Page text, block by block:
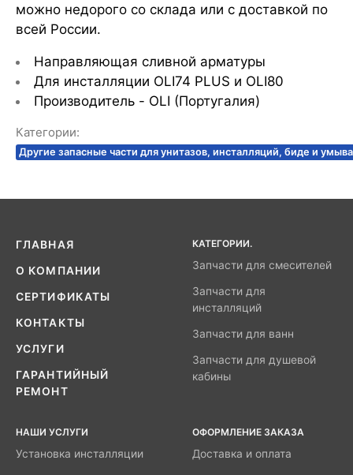
можно недорого со склада или с доставкой по
всей России.
Направляющая сливной арматуры
Для инсталляции OLI74 PLUS и OLI80
Производитель - OLI (Португалия)
Категории:
Другие запасные части для унитазов, инсталляций, биде и
ГЛАВНАЯ
О КОМПАНИИ
СЕРТИФИКАТЫ
КОНТАКТЫ
УСЛУГИ
ГАРАНТИЙНЫЙ
РЕМОНТ
КАТЕГОРИИ.
Запчасти для смесителей
Запчасти для
инсталляций
Запчасти для ванн
Запчасти для душевой
кабины
НАШИ УСЛУГИ
Установка инсталляции
ОФОРМЛЕНИЕ ЗАКАЗА
Доставка и оплата